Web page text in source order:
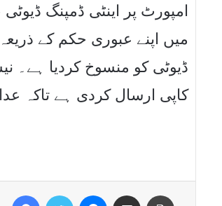
امپورٹ پر اینٹی ڈمپنگ
ڈیوٹی کو منسوخ کردیا
کاپی ارسال کردی ہے تاکہ